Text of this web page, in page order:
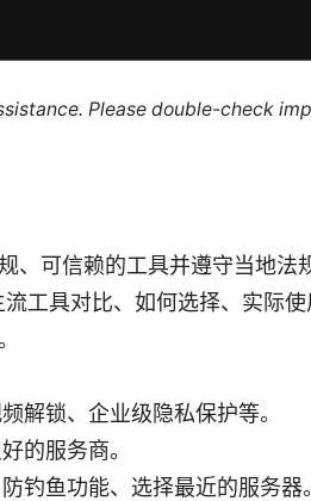
Please double-check
、可信赖的工具并遵守当地法
工具对比、如何选择、实际
解锁、企业级隐私保护等。
的服务商。
钓鱼功能、选择最近的服务器。